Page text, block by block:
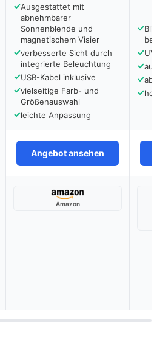
✓Ausgestattet mit
abnehmbarer
Sonnenblende und
magnetischem Visier
✓verbesserte Sicht durch
integrierte Beleuchtung
✓USB-Kabel inklusive
✓vielseitige Farb- und
Größenauswahl
✓leichte Anpassung
✓
✓
✓
✓
✓
Angebot ansehen
Amazon